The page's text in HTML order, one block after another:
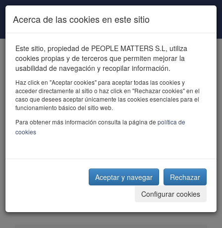
Pasar al contenido principal
powered by talent
Acerca de las cookies en este sitio
Este sitio, propiedad de PEOPLE MATTERS S.L, utiliza
cookies propias y de terceros que permiten mejorar la
usabilidad de navegación y recopilar información.
Haz click en "Aceptar cookies" para aceptar todas las cookies y
acceder directamente al sitio o haz click en "Rechazar cookies" en el
caso que desees aceptar únicamente las cookies esenciales para el
funcionamiento básico del sitio web.
Para obtener más información consulta la página de política de
cookies
Aceptar y navegar
Rechazar
Configurar cookies